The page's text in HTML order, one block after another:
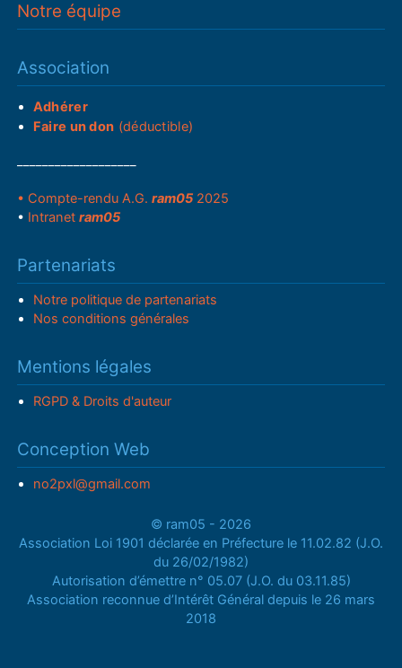
Notre équipe
Association
Adhérer
Faire un don (déductible)
• Compte-rendu A.G.ram05 2025
• Intranetram05
Partenariats
Notre politique de partenariats
Nos conditions générales
Mentions légales
RGPD & Droits d'auteur
Conception Web
no2pxl@gmail.com
© ram05 - 2026
Association Loi 1901 déclarée en Préfecture le 11.02.82 (J.O.
du 26/02/1982)
Autorisation d’émettre n° 05.07 (J.O. du 03.11.85)
Association reconnue d’Intérêt Général depuis le 26 mars
2018